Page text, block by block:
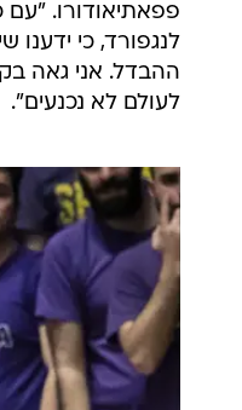
פפאתיאודורו. "עם
לנגפורד, כי
ההבדל. אני גאה
לעולם לא נכנעים".